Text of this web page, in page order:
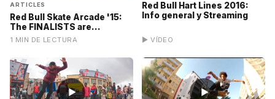
ARTICLES
Red Bull Skate Arcade '15:
The FINALISTS are...
1 MIN DE LECTURA
Red Bull Hart Lines 2016:
Info general y Streaming
▶ VÍDEO
▶ ▶